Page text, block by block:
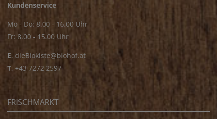
Kundenservice
Mo - Do: 8.00 - 16.00 Uhr
Fr: 8.00 - 15.00 Uhr
E. dieBiokiste@biohof.at
T. +43 7272 2597
FRISCHMARKT